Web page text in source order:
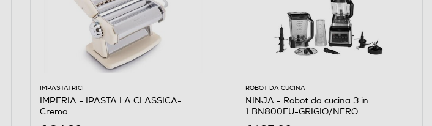
IMPASTATRICI
IMPERIA - IPASTA LA CLASSICA-
Crema
ROBOT DA CUCINA
NINJA - Robot da cucina 3 in
1 BN800EU-GRIGIO/NERO